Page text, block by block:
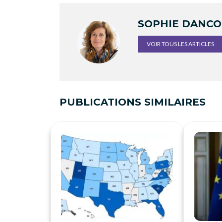
SOPHIE
VOIR TOUS LES ARTICLES
PUBLICATIONS SIMILAIRES